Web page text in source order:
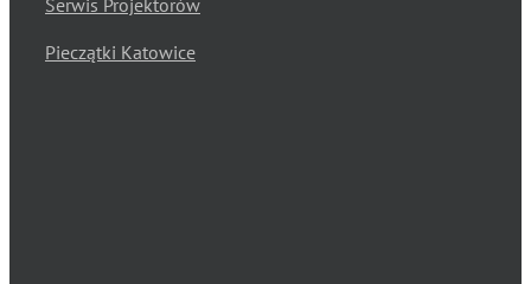
Serwis Projektorów
Pieczątki Katowice